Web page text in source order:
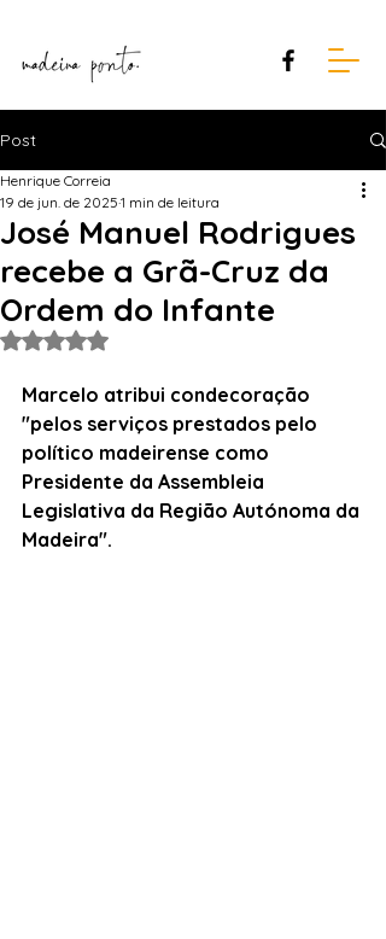
Post
José Manuel Rodrigues
recebe a Grã-Cruz da
Ordem do Infante
Henrique Correia
19 de jun. de 2025 1 min de leitura
Avaliado com NaN de 5 estrelas.
Marcelo atribui condecoração
"pelos serviços prestados pelo
político madeirense como
Presidente da Assembleia
Legislativa da Região Autónoma da
Madeira".